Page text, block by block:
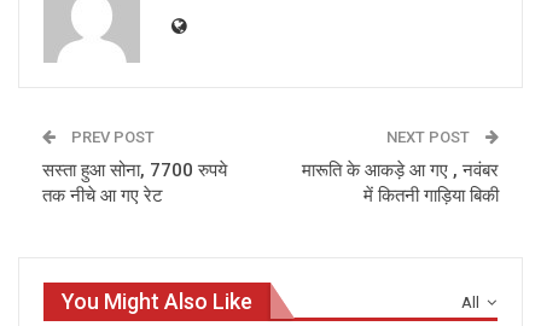
PREV POST
सस्ता हुआ सोना, 7700 रुपये
तक नीचे आ गए रेट
NEXT POST
मारूति के आकड़े आ गए , नवंबर
में कितनी गाड़िया बिकी
All
You Might Also Like